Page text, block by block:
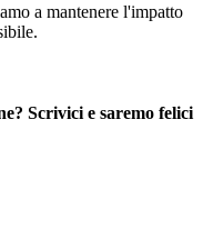
a mantenere l'impatto
Scrivici e saremo felici